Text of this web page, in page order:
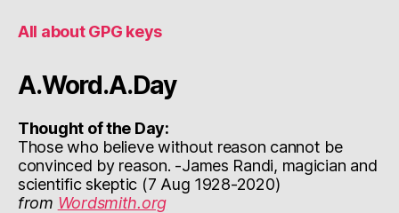
All about GPG keys
A.Word.A.Day
Thought of the Day:
Those who believe without reason cannot be
convinced by reason. -James Randi, magician and
scientific skeptic (7 Aug 1928-2020)
from Wordsmith.org